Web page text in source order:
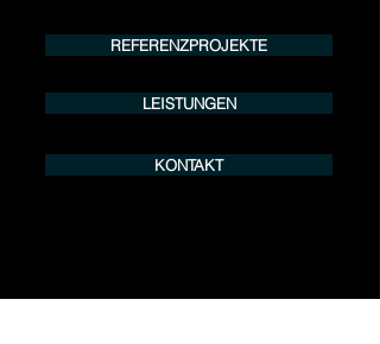
REFERENZPROJEKTE
LEISTUNGEN
KONTAKT